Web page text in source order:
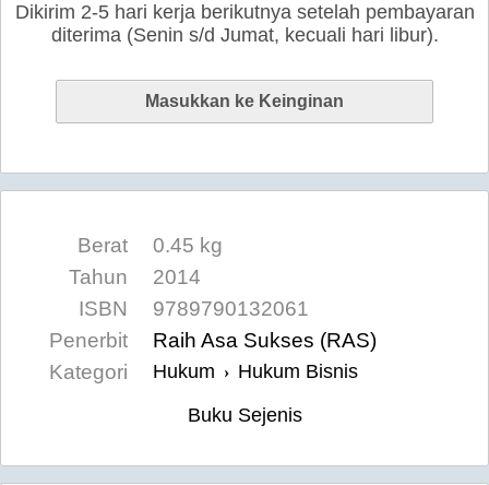
Dikirim 2-5 hari kerja berikutnya setelah pembayaran
diterima (Senin s/d Jumat, kecuali hari libur).
Berat
0.45 kg
Tahun
2014
ISBN
9789790132061
Penerbit
Raih Asa Sukses (RAS)
Kategori
Hukum › Hukum Bisnis
Buku Sejenis